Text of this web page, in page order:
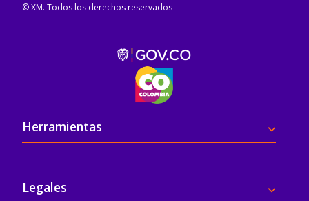
© XM. Todos los derechos reservados
Pie de página
Herramientas
Legales